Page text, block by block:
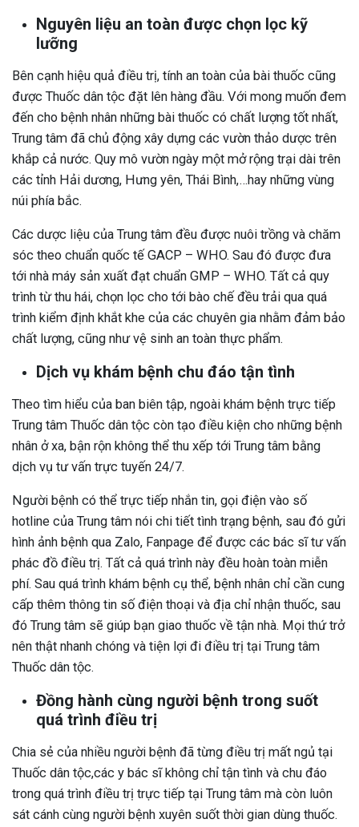
Nguyên liệu an toàn được chọn lọc kỹ
lưỡng
Bên cạnh hiệu quả điều trị, tính an toàn của bài thuốc cũng
được Thuốc dân tộc đặt lên hàng đầu. Với mong muốn đem
đến cho bệnh nhân những bài thuốc có chất lượng tốt nhất,
Trung tâm đã chủ động xây dựng các vườn thảo dược trên
khắp cả nước. Quy mô vườn ngày một mở rộng trại dài trên
các tỉnh Hải dương, Hưng yên, Thái Bình,…hay những vùng
núi phía bắc.
Các dược liệu của Trung tâm đều được nuôi trồng và chăm
sóc theo chuẩn quốc tế GACP – WHO. Sau đó được đưa
tới nhà máy sản xuất đạt chuẩn GMP – WHO. Tất cả quy
trình từ thu hái, chọn lọc cho tới bào chế đều trải qua quá
trình kiểm định khắt khe của các chuyên gia nhằm đảm bảo
chất lượng, cũng như vệ sinh an toàn thực phẩm.
Dịch vụ khám bệnh chu đáo tận tình
Theo tìm hiểu của ban biên tập, ngoài khám bệnh trực tiếp
Trung tâm Thuốc dân tộc còn tạo điều kiện cho những bệnh
nhân ở xa, bận rộn không thể thu xếp tới Trung tâm bằng
dịch vụ tư vấn trực tuyến 24/7.
Người bệnh có thể trực tiếp nhắn tin, gọi điện vào số
hotline của Trung tâm nói chi tiết tình trạng bệnh, sau đó gửi
hình ảnh bệnh qua Zalo, Fanpage để được các bác sĩ tư vấn
phác đồ điều trị. Tất cả quá trình này đều hoàn toàn miễn
phí. Sau quá trình khám bệnh cụ thể, bệnh nhân chỉ cần cung
cấp thêm thông tin số điện thoại và địa chỉ nhận thuốc, sau
đó Trung tâm sẽ giúp bạn giao thuốc về tận nhà. Mọi thứ trở
nên thật nhanh chóng và tiện lợi đi điều trị tại Trung tâm
Thuốc dân tộc.
Đồng hành cùng người bệnh trong suốt
quá trình điều trị
Chia sẻ của nhiều người bệnh đã từng điều trị mất ngủ tại
Thuốc dân tộc,các y bác sĩ không chỉ tận tình và chu đáo
trong quá trình điều trị trực tiếp tại Trung tâm mà còn luôn
sát cánh cùng người bệnh xuyên suốt thời gian dùng thuốc.